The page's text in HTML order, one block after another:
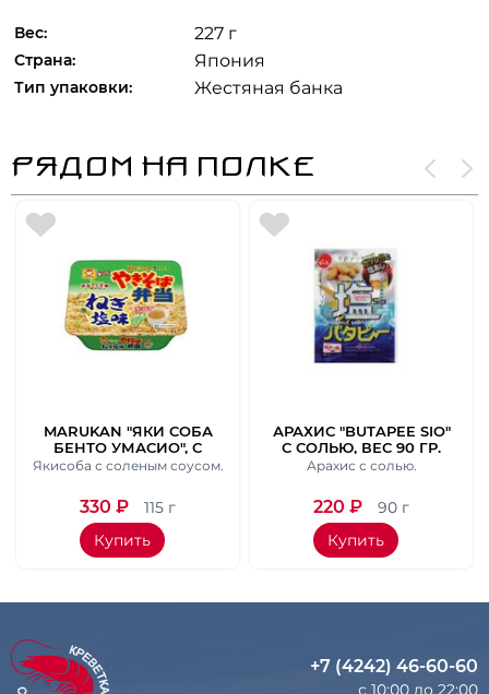
Вес: 227 г
Страна: Япония
Тип упаковки: Жестяная банка
РЯДОМ НА ПОЛКЕ
MARUKAN "ЯКИ СОБА
БЕНТО УМАСИО", С
АРАМАТОМ СОЛЬЮ И
ВЕС 115 ГР.
Якисоба с соленым соусом.
330 ₽
115 г
Купить
АРАХИС "BUTAPEE SIO"
С СОЛЬЮ, ВЕС 90 ГР.
Арахис с солью.
220 ₽
90 г
Купить
+7 (4242) 46-60-60
с 10:00 до 22:00